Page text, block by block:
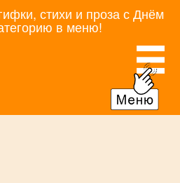
стихи и проза с Днём
в меню!